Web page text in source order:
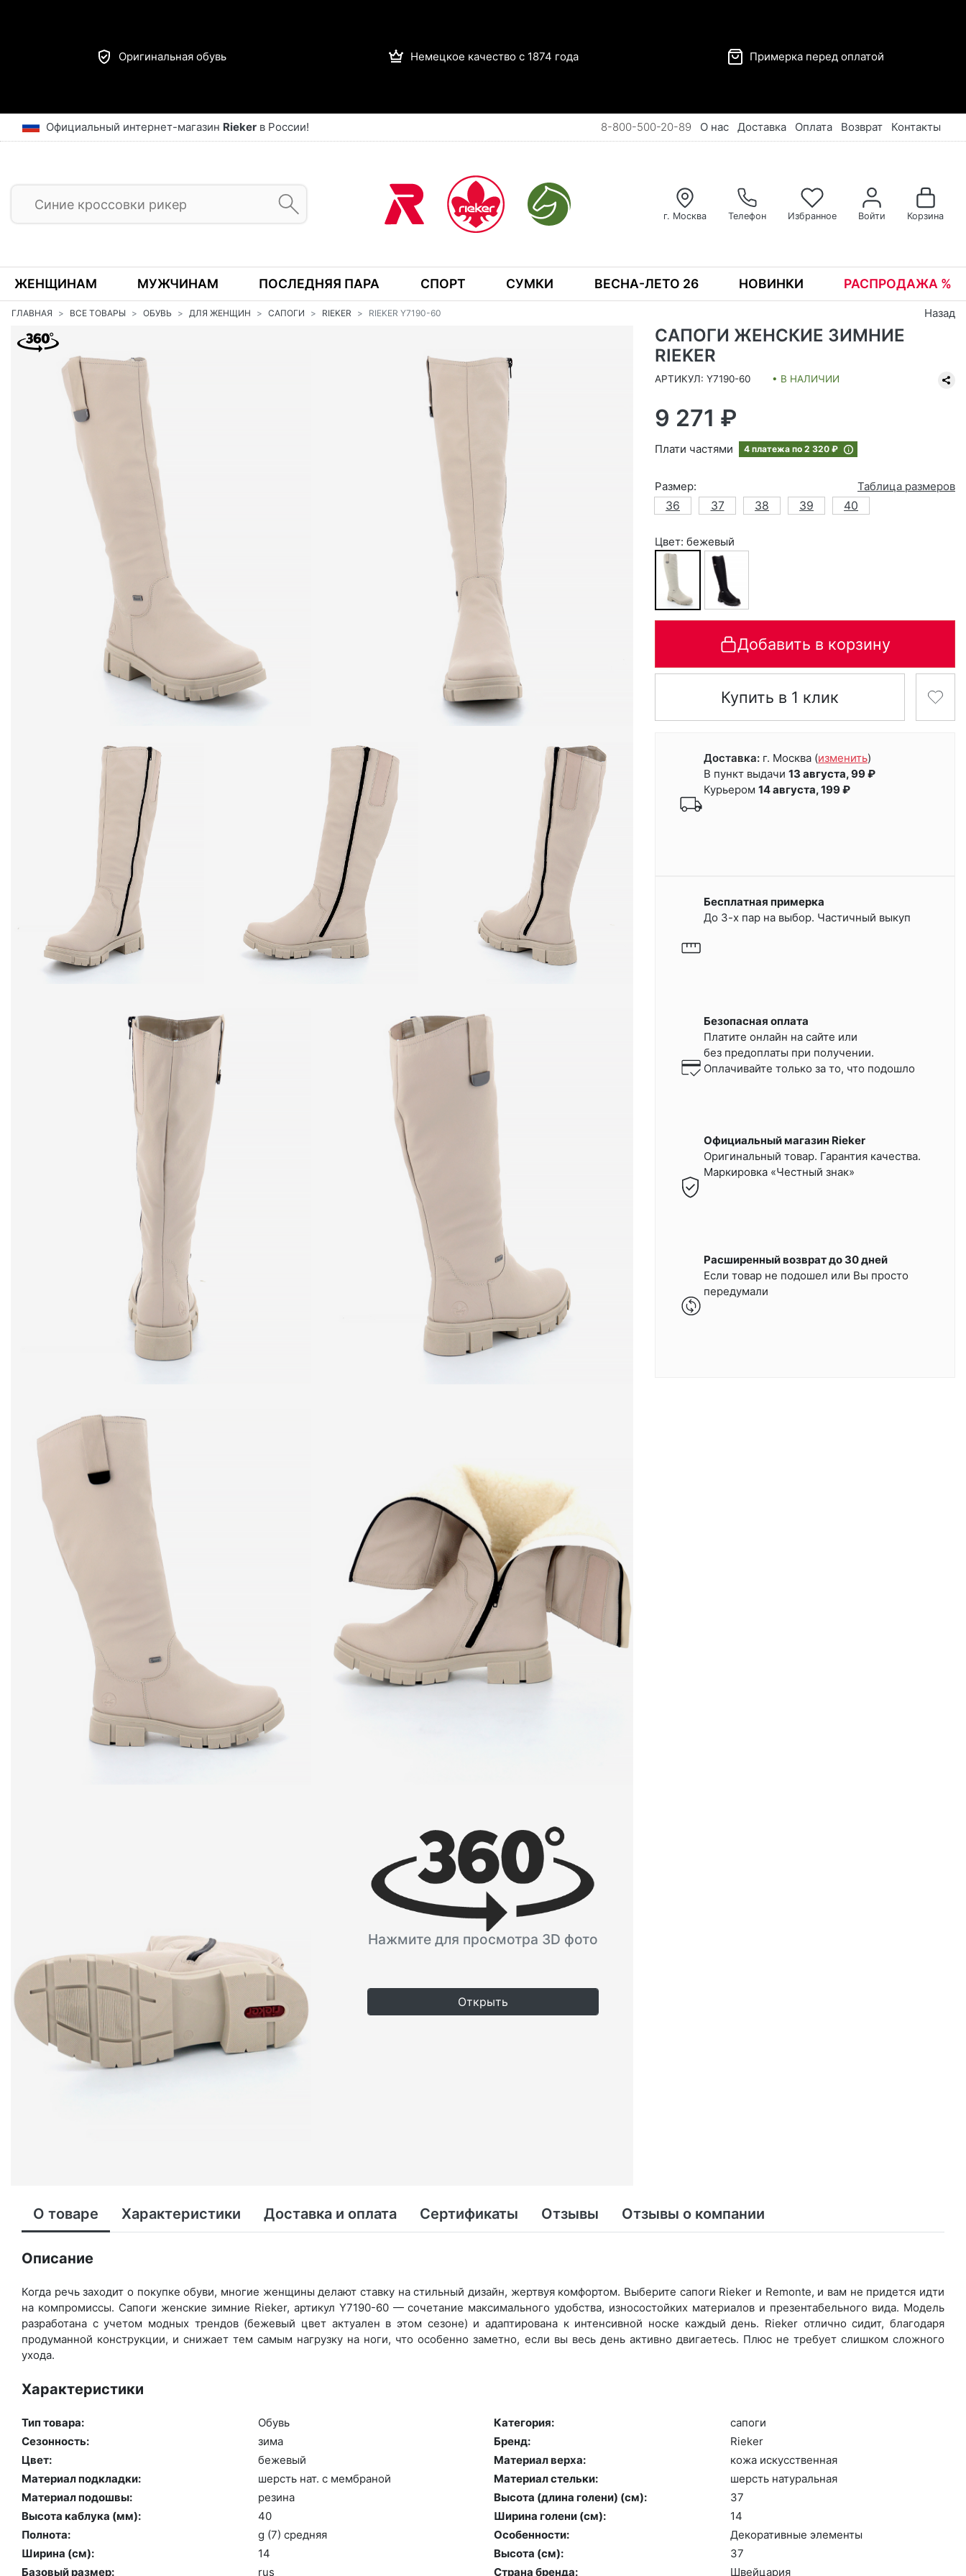
Оригинальная обувь Немецкое качество с 1874 года Примерка перед оплатой
Официальный интернет-магазин Rieker в России! 8-800-500-20-89 О нас Доставка Оплата Возврат Контакты
г. Москва Телефон Избранное Войти Корзина
ЖЕНЩИНАМ МУЖЧИНАМ ПОСЛЕДНЯЯ ПАРА СПОРТ СУМКИ ВЕСНА-ЛЕТО 26 НОВИНКИ РАСПРОДАЖА %
ГЛАВНАЯ ВСЕ ТОВАРЫ ОБУВЬ ДЛЯ ЖЕНЩИН САПОГИ RIEKER RIEKER Y7190-60 Назад
Нажмите для просмотра 3D фото
Открыть
САПОГИ ЖЕНСКИЕ ЗИМНИЕ
RIEKER
АРТИКУЛ: Y7190-60 • В НАЛИЧИИ
9 271 ₽
Плати частями 4 платежа по 2 320 ₽
Размер:
Таблица размеров
36
37 38 39 40
Цвет: бежевый
Добавить в корзину
Купить в 1 клик
Доставка: г. Москва (изменить)
В пункт выдачи 13 августа, 99 ₽
Курьером 14 августа, 199 ₽
Бесплатная примерка
До 3-х пар на выбор. Частичный выкуп
Безопасная оплата
Платите онлайн на сайте или
без предоплаты при получении.
Оплачивайте только за то, что подошло
Официальный магазин Rieker
Оригинальный товар. Гарантия качества.
Маркировка «Честный знак»
Расширенный возврат до 30 дней
Если товар не подошел или Вы просто
передумали
О товаре Характеристики Доставка и оплата Сертификаты Отзывы Отзывы о компании
Описание
Когда речь заходит о покупке обуви, многие женщины делают ставку на стильный дизайн, жертвуя комфортом. Выберите са­поги Rieker и Remonte, и вам не придется идти
на компромиссы. Сапоги женские зимние Rieker, артикул Y7190-60 — сочетание максимального удобства, износостойких материалов и презентабельного вида. Модель
разработана с учетом модных трендов (бе­жевый цвет актуален в этом сезоне) и адаптирована к интенсивной носке каждый день. Ri­eker отлично сидит, благодаря
продуманной конструкции, и снижает тем самым нагрузку на ноги, что особенно заметно, если вы весь день активно двигаетесь. Плюс не требует слишком сложного
ухода.
Характеристики
Тип товара: Обувь Категория:
са­поги
Сезонность:
зи­ма Бренд:
Ri­eker
Цвет:
бе­жевый Материал верха:
ко­жа ис­кусс­твен­ная
Материал подкладки:
шерсть нат. с мемб­ра­ной Материал стельки:
шерсть на­тураль­ная
Материал подошвы:
ре­зина Высота (длина голени) (cм):
37
Высота каблука (мм):
40 Ширина голени (см):
14
Полнота:
g (7) сред­няя Особенности:
Де­кора­тив­ные эле­мен­ты
Ширина (см):
14 Высота (cм):
37
Базовый размер:
rus Страна бренда: Швей­ца­рия